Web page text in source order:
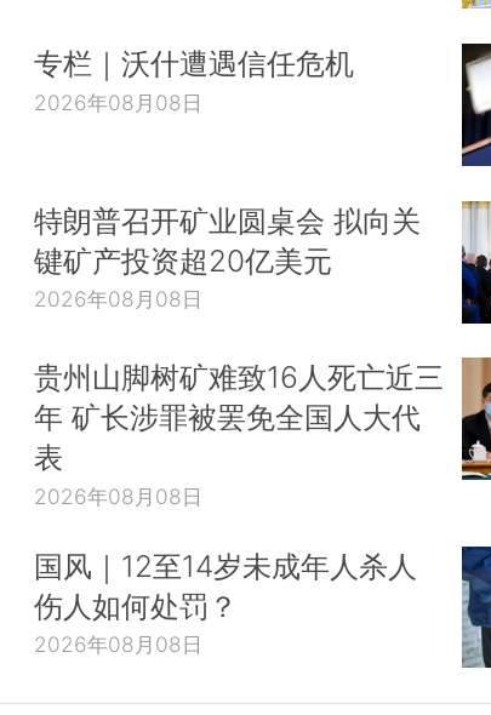
专栏｜沃什遭遇信任危机
2026年08月08日
特朗普召开矿业圆桌会 拟向关
键矿产投资超20亿美元
2026年08月08日
贵州山脚树矿难致16人死亡近三
年 矿长涉罪被罢免全国人大代
表
2026年08月08日
国风｜12至14岁未成年人杀人
伤人如何处罚？
2026年08月08日